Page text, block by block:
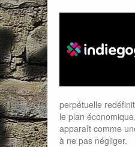
perpétuelle
le plan
apparaît comme
à ne pas négliger.